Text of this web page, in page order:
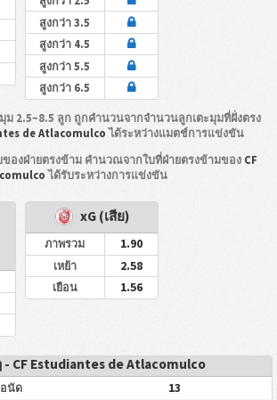
สูงกว่า 3.5
สูงกว่า 4.5
สูงกว่า 5.5
สูงกว่า 6.5
ม 2.5~8.5 ลูก ถูกคำนวนจากจำนวนลูกเตะมุมที่ฝั่งตรง
de Atlacomulcoได้ระหว่างแมตช์การแข่งขัน
ของฝ่ายตรงข้าม คำนวณจากใบที่ฝ่ายตรงข้ามของ CF
ได้รับระหว่างการแข่งขัน
xG (เสีย)
ภาพรวม 1.90
เหย้า 2.58
เยือน 1.56
- CF Estudiantes de Atlacomulco
นัด 13